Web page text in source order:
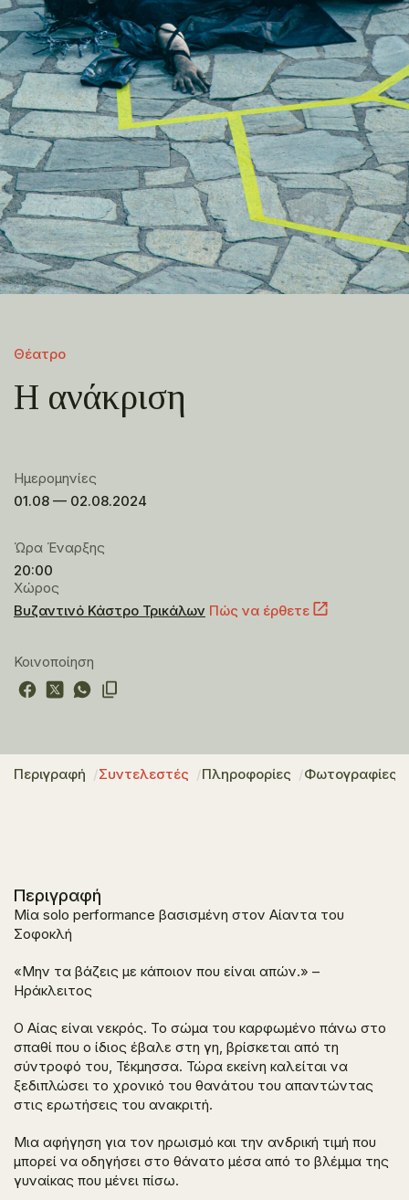
Θέατρο
Η ανάκριση
Ημερομηνίες
01.08 — 02.08.2024
Ώρα Έναρξης
20:00
Χώρος
Βυζαντινό Κάστρο Τρικάλων Πώς να έρθετε
Κοινοποίηση
Περιγραφή Συντελεστές Πληροφορίες Φωτογραφίες
Περιγραφή
Μία solo performance βασισμένη στον Αίαντα του
Σοφοκλή
«Μην τα βάζεις με κάποιον που είναι απών.» –
Ηράκλειτος
Ο Αίας είναι νεκρός. Το σώμα του καρφωμένο πάνω στο
σπαθί που ο ίδιος έβαλε στη γη, βρίσκεται από τη
σύντροφό του, Τέκμησσα. Τώρα εκείνη καλείται να
ξεδιπλώσει το χρονικό του θανάτου του απαντώντας
στις ερωτήσεις του ανακριτή.
Μια αφήγηση για τον ηρωισμό και την ανδρική τιμή που
μπορεί να οδηγήσει στο θάνατο μέσα από το βλέμμα της
γυναίκας που μένει πίσω.